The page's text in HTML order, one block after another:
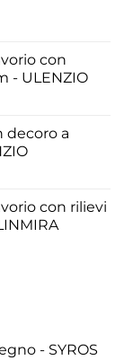
con
- ULENZIO
decoro a
con rilievi
- SYROS